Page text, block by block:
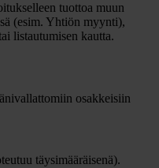
tuottoa muun
(esim. Yhtiön myynti),
listautumisen kautta.
osakkeisiin
täysimääräisenä).